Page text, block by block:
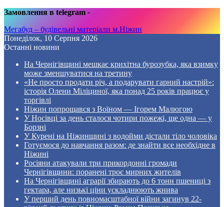
Замовлення в telegram -
Мегабуд – будівельні матеріали м.Ніжин
Понеділок, 10 Серпня 2026
Останні новини
На Чернігівщині мешкає крихітна бурозубка, яка взимку
може зменшуватися на третину
«Не просто продати річ, а подарувати гарний настрій»:
історія Олени Міліциної, яка понад 25 років працює у
торгівлі
Ніжин попрощався з Воїном — Ігорем Малюгою
У Носівці за день сталося чотири пожежі, ще одна — у
Борзні
У Курені на Ніжинщині з водойми дістали тіло чоловіка
Готуємося до навчання разом: де знайти все необхідне в
Ніжині
Росіяни атакували три прикордонні громади
Чернігівщини: поранені троє мирних жителів
На Чернігівщині аграрії збирають до 6 тонн пшениці з
гектара, але низькі ціни ускладнюють жнива
У перший день повномасштабної війни загинув 22-